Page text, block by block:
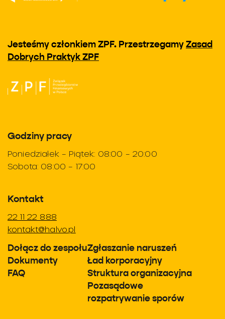
Jesteśmy członkiem ZPF. PrzestrzegamyZasad
Dobrych Praktyk ZPF
Godziny pracy
Poniedziałek – Piątek: 08:00 – 20:00
Sobota: 08:00 – 17:00
Kontakt
22 11 22 888
kontakt@halvo.pl
Dołącz do zespołu
Dokumenty
FAQ
Zgłaszanie naruszeń
Ład korporacyjny
Struktura organizacyjna
Pozasądowe
rozpatrywanie sporów